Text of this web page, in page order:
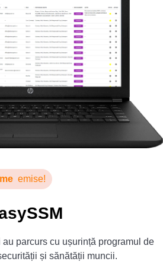
emise!
parcurs cu ușurință programul de
și sănătății muncii.